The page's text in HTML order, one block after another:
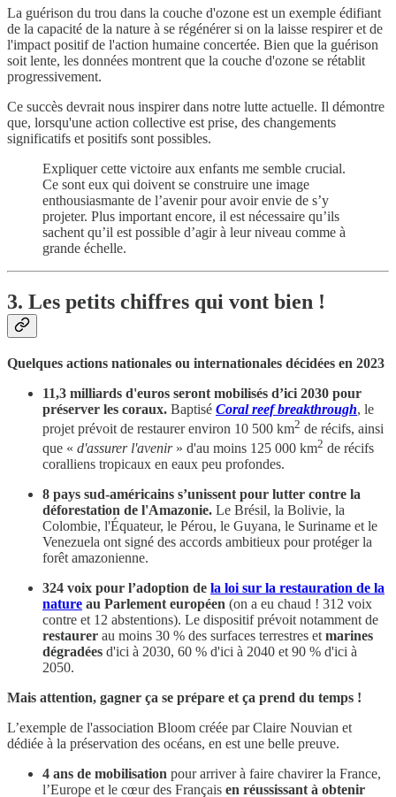
La guérison du trou dans la couche d'ozone est un exemple édifiant
de la capacité de la nature à se régénérer si on la laisse respirer et de
l'impact positif de l'action humaine concertée. Bien que la guérison
soit lente, les données montrent que la couche d'ozone se rétablit
progressivement.
Ce succès devrait nous inspirer dans notre lutte actuelle. Il démontre
que, lorsqu'une action collective est prise, des changements
significatifs et positifs sont possibles.
Expliquer cette victoire aux enfants me semble crucial.
Ce sont eux qui doivent se construire une image
enthousiasmante de l’avenir pour avoir envie de s’y
projeter. Plus important encore, il est nécessaire qu’ils
sachent qu’il est possible d’agir à leur niveau comme à
grande échelle.
3. Les petits chiffres qui vont bien !
Quelques actions nationales ou internationales décidées en 2023
11,3 milliards d'euros seront mobilisés d’ici 2030 pour
préserver les coraux. Baptisé Coral reef breakthrough, le
projet prévoit de restaurer environ 10 500 km2 de récifs, ainsi
que « d'assurer l'avenir» d'au moins 125 000 km2 de récifs
coralliens tropicaux en eaux peu profondes.
8 pays sud-américains s’unissent pour lutter contre la
déforestation de l'Amazonie. Le Brésil, la Bolivie, la
Colombie, l'Équateur, le Pérou, le Guyana, le Suriname et le
Venezuela ont signé des accords ambitieux pour protéger la
forêt amazonienne.
324 voix pour l’adoption de la loi sur la restauration de la
nature au Parlement européen (on a eu chaud ! 312 voix
contre et 12 abstentions). Le dispositif prévoit notamment de
restaurer au moins 30 % des surfaces terrestres et marines
dégradées d'ici à 2030, 60 % d'ici à 2040 et 90 % d'ici à
2050.
Mais attention, gagner ça se prépare et ça prend du temps !
L’exemple de l'association Bloom créée par Claire Nouvian et
dédiée à la préservation des océans, en est une belle preuve.
4 ans de mobilisation pour arriver à faire chavirer la France,
l’Europe et le cœur des Français en réussissant à obtenir